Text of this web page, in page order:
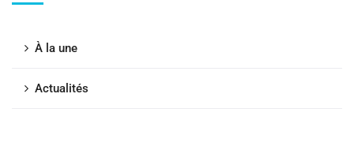
À la une
Actualités